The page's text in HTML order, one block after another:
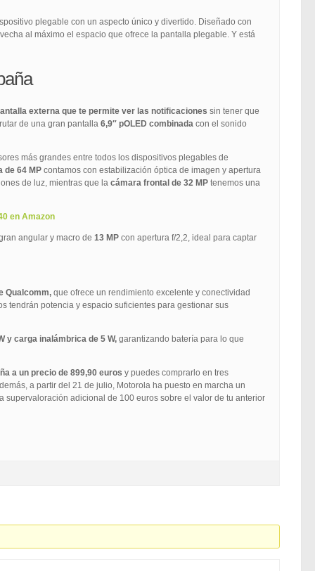
plegable con un aspecto único y divertido. Diseñado con
al máximo el espacio que ofrece la pantalla plegable. Y está
externa que te permite ver las notificaciones sin tener que
de una gran pantalla 6,9″ pOLED combinada con el sonido
más grandes entre todos los dispositivos plegables de
de 64 MP contamos con estabilización óptica de imagen y apertura
de luz, mientras que la cámara frontal de 32 MP tenemos una
en Amazon
angular y macro de 13 MP con apertura f/2,2, ideal para captar
Qualcomm, que ofrece un rendimiento excelente y conectividad
tendrán potencia y espacio suficientes para gestionar sus
y carga inalámbrica de 5 W, garantizando batería para lo que
a un precio de 899,90 euros y puedes comprarlo en tres
a partir del 21 de julio, Motorola ha puesto en marcha un
adicional de 100 euros sobre el valor de tu anterior